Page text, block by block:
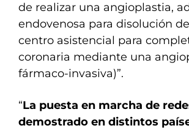
de realizar una angioplastia,
endovenosa para disolución
centro asistencial para
coronaria mediante una
fármaco-invasiva)”.
“La puesta en marcha de
demostrado en distintos